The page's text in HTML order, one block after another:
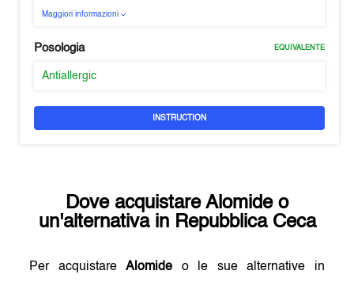
Maggiori informazioni
Posologia EQUIVALENTE
Antiallergic
INSTRUCTION
Dove acquistare Alomideo
un'alternativa in Repubblica Ceca
Per acquistareAlomide o le sue alternative in